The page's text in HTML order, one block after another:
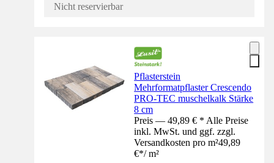
Nicht reservierbar
Pflasterstein
Mehrformatpflaster Crescendo
PRO-TEC muschelkalk Stärke
8 cm
Preis — 49,89 € * Alle Preise
inkl. MwSt. und ggf. zzgl.
Versandkosten pro m²49,89
€*/ m²